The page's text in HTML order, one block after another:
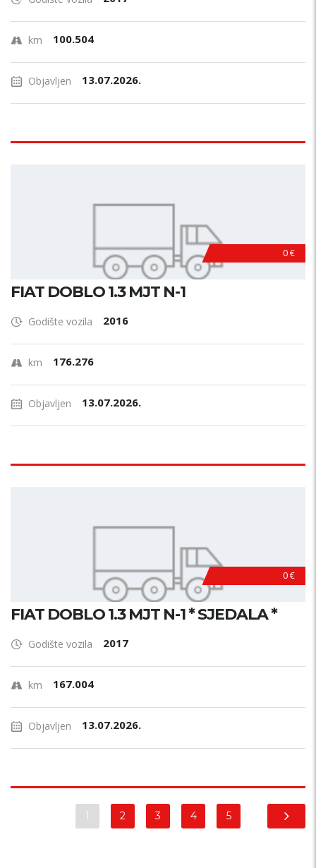
km 100.504
Objavljen 13.07.2026.
0 €
FIAT DOBLO 1.3 MJT N-1
Godište vozila 2016
km 176.276
Objavljen 13.07.2026.
0 €
FIAT DOBLO 1.3 MJT N-1 * SJEDALA *
Godište vozila 2017
km 167.004
Objavljen 13.07.2026.
1 2 3 4 5